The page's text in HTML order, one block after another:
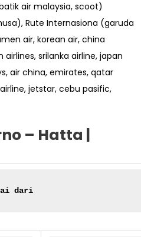
air malaysia, scoot)
Rute Internasiona (garuda
air, korean air, china
srilanka airline, japan
air china, emirates, qatar
jetstar, cebu pasific,
– Hatta |
dari